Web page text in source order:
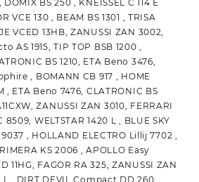
BS 250 , KNEISSEL C 114 E
VCE 130 , BEAM BS 1301 , TRISA
VCED 13HB, ZANUSSI ZAN 3002,
AS 1915, TIP TOP BSB 1200 ,
BS 1210, ETA Beno 3476,
, BOMANN CB 917 , HOME
, ETA Beno 7476, CLATRONIC BS
ZANUSSI ZAN 3010, FERRARI
8509, WELTSTAR 1420 L , BLUE SKY
, HOLLAND ELECTRO Lillij 7702 ,
KS 2006 , APOLLO Easy
11HG, FAGOR RA 325, ZANUSSI ZAN
L , DIRT DEVIL Compact DD 260 ,